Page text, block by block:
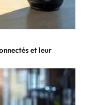
et leur